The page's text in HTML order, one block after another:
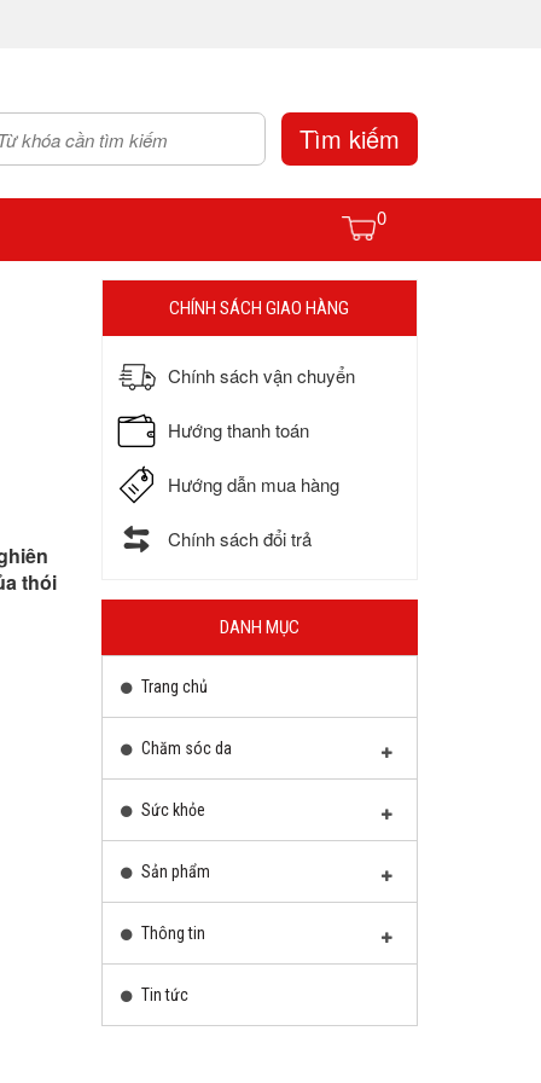
Tìm kiếm
0
thói
CHÍNH SÁCH GIAO HÀNG
Chính sách vận chuyển
Hướng thanh toán
Hướng dẫn mua hàng
Chính sách đổi trả
DANH MỤC
Trang chủ
Chăm sóc da
Sức khỏe
Sản phẩm
Thông tin
Tin tức